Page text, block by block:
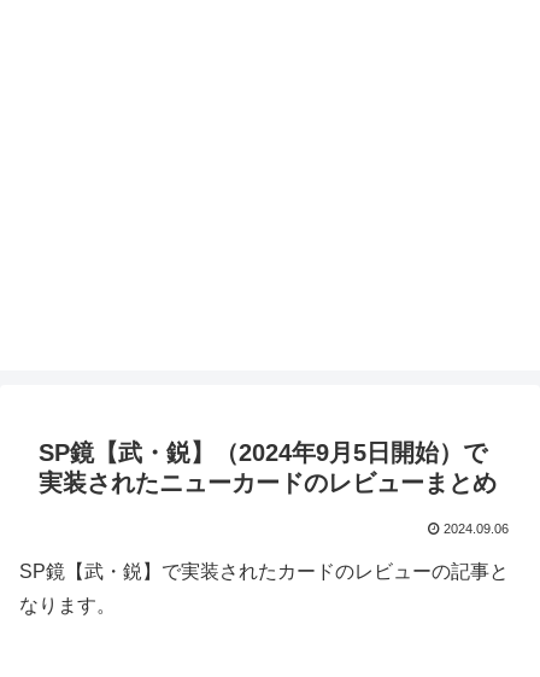
SP鏡【武・鋭】（2024年9月5日開始）で
実装されたニューカードのレビューまとめ
2024.09.06
SP鏡【武・鋭】で実装されたカードのレビューの記事と
なります。